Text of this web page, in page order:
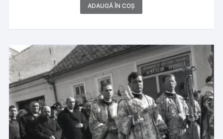
ADAUGĂ ÎN COȘ